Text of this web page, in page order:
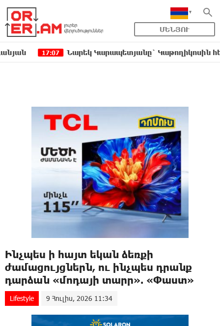
ՄԵՆՅՈՒ
17:07 Նարեկ Կարապետյանը` Կաթողիկոսին հեռացնել
Ինչպես ի հայտ եկան ձեռքի
ժամացույցներն, ու ինչպես դրանք
դարձան «մոդայի տարր». «Փաստ»
Lifestyle 9 Հուլիս, 2026 11:34